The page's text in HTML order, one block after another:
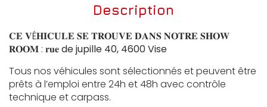
Description
𝐂𝐄 𝐕É𝐇𝐈𝐂𝐔𝐋𝐄 𝐒𝐄 𝐓𝐑𝐎𝐔𝐕𝐄 𝐃𝐀𝐍𝐒 𝐍𝐎𝐓𝐑𝐄 𝐒𝐇𝐎𝐖
𝐑𝐎𝐎𝐌 : 𝐫𝐮𝐞de jupille 40, 4600 Vise
Tous nos véhicules sont sélectionnés et peuvent être
prêts à l’emploi entre 24h et 48h avec contrôle
technique et carpass.